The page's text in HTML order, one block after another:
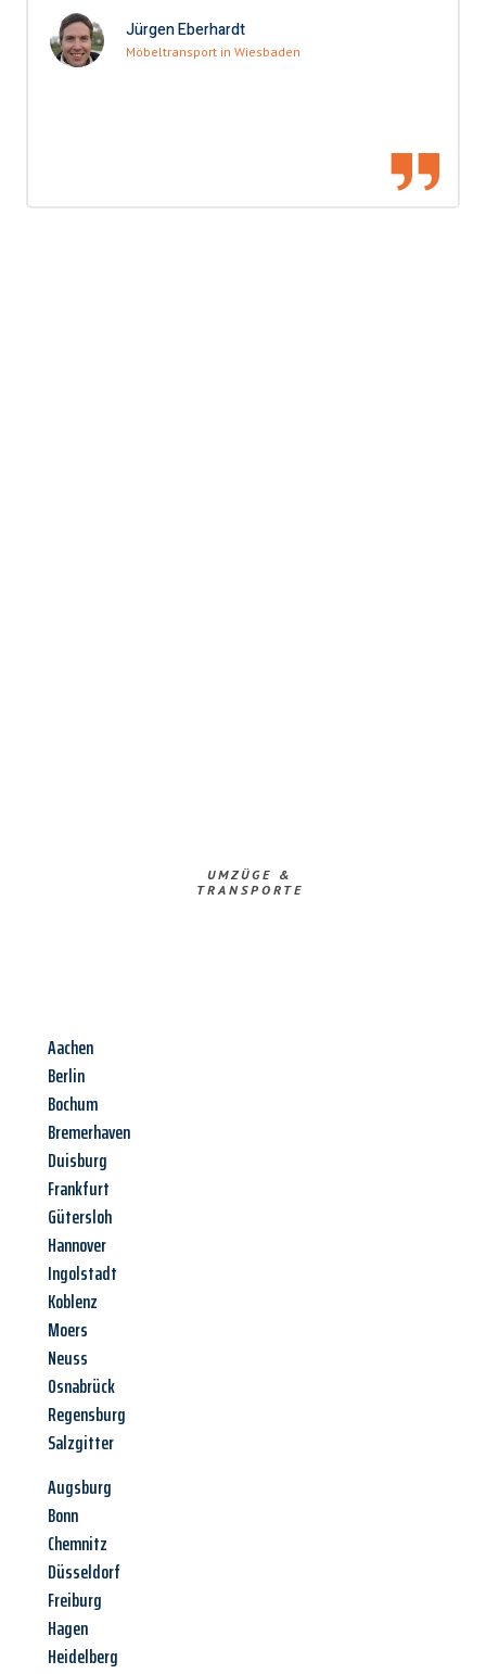
Jürgen Eberhardt
Möbeltransport in Wiesbaden
UMZÜGE &
TRANSPORTE
Aachen
Berlin
Bochum
Bremerhaven
Duisburg
Frankfurt
Gütersloh
Hannover
Ingolstadt
Koblenz
Moers
Neuss
Osnabrück
Regensburg
Salzgitter
Augsburg
Bonn
Chemnitz
Düsseldorf
Freiburg
Hagen
Heidelberg